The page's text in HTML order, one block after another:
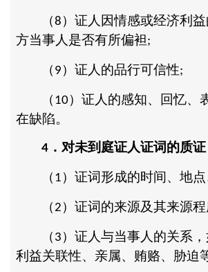
（8 ）证人因情感或经济利
方当事人是否有所偏袒;
（ 9 ）证人的品行可信性;
（ 10）证人的感知、回忆、
在缺陷。
4 ．对未到庭证人证词的质证
（ 1 ）证词形成的时间、地
（2 ）证词的来源及其来源
（ 3 ）证人与当事人的关系
利益关联性、亲属、贿赂、胁迫